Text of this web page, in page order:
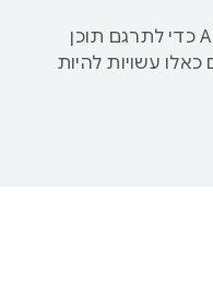
‫Google משתמשת בטכנולוגיית AI כדי לתרגם תוכן
עשויות להיות